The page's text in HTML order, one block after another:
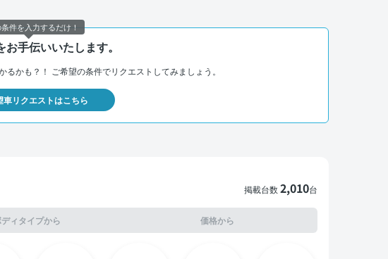
手伝いいたします。
るかも？！ ご希望の条件でリクエストしてみましょう。
車リクエストはこちら
掲載台数2,010台
ディタイプから 価格から
件を入力するだけ！